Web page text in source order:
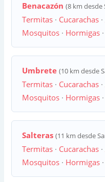
Benacazón (8 km desde
Termitas · Cucarachas ·
Mosquitos · Hormigas
Umbrete (10 km desde
Termitas · Cucarachas ·
Mosquitos · Hormigas
Salteras (11 km desde
Termitas · Cucarachas ·
Mosquitos · Hormigas